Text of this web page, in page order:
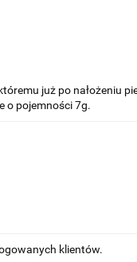
już po nałożeniu
o pojemności 7g.
klientów.